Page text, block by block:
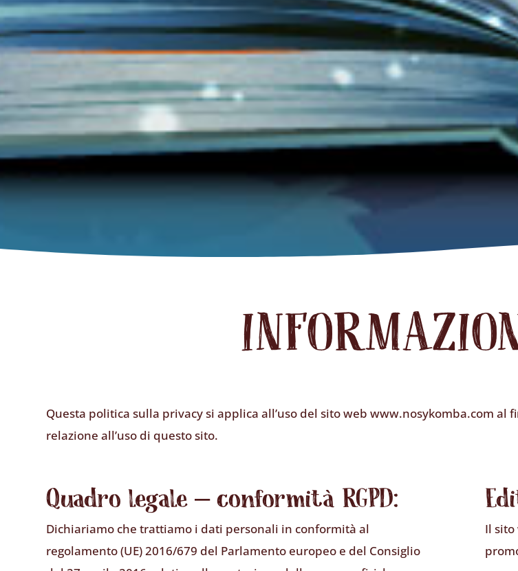
Questa politica sulla privacy si applica all’uso del sito web www.nosykomba.com
relazione all’uso di questo sito.
Quadro legale – conformità RGPD:
Dichiariamo che trattiamo i dati personali in conformità al
regolamento (UE) 2016/679 del Parlamento europeo e del Consiglio
Il sito